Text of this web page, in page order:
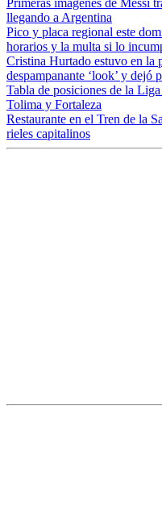
Primeras imágenes de Messi
llegando a Argentina
Pico y placa regional este
horarios y la multa si lo
Cristina Hurtado estuvo en la
despampanante ‘look’ y dejó
Tabla de posiciones de la
Tolima y Fortaleza
Restaurante en el Tren de la
rieles capitalinos